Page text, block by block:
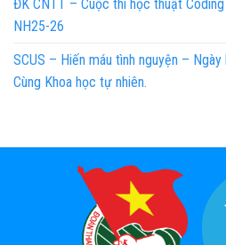
ĐK CNTT – Cuộc thi học thuật
NH25-26
SCUS – Hiến máu tình nguyện –
Cùng Khoa học tự nhiên.